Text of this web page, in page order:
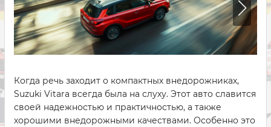
Когда речь заходит о компактных внедорожниках,
Suzuki Vitara всегда была на слуху. Этот авто славится
своей надежностью и практичностью, а также
хорошими внедорожными качествами. Особенно это